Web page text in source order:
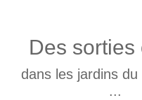
Des
dans les jardins du
...